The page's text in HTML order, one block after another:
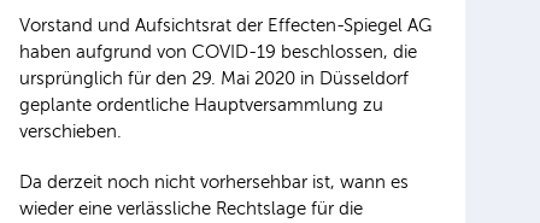
Vorstand und Aufsichtsrat der Effecten-Spiegel AG
haben aufgrund von COVID-19 beschlossen, die
ursprünglich für den 29. Mai 2020 in Düsseldorf
geplante ordentliche Hauptversammlung zu
verschieben.
Da derzeit noch nicht vorhersehbar ist, wann es
wieder eine verlässliche Rechtslage für die